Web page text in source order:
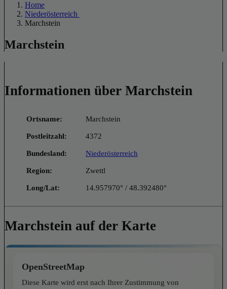
Home
Niederösterreich
Marchstein
Marchstein
Informationen über Marchstein
Ortsname: Marchstein
Postleitzahl: 4372
Bundesland: Niederösterreich
Region: Zwettl
Long/Lat: 14.957970° / 48.392480°
Marchstein auf der Karte
OpenStreetMap
Diese Karte wird erst nach Ihrer Zustimmung von